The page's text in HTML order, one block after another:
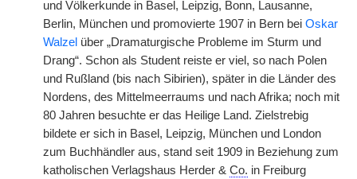
und Völkerkunde in Basel, Leipzig, Bonn, Lausanne,
Berlin, München und promovierte 1907 in Bern bei Oskar
Walzel über „Dramaturgische Probleme im Sturm und
Drang“. Schon als Student reiste er viel, so nach Polen
und Rußland (bis nach Sibirien), später in die Länder des
Nordens, des Mittelmeerraums und nach Afrika; noch mit
80 Jahren besuchte er das Heilige Land. Zielstrebig
bildete er sich in Basel, Leipzig, München und London
zum Buchhändler aus, stand seit 1909 in Beziehung zum
katholischen Verlagshaus Herder & Co. in Freiburg